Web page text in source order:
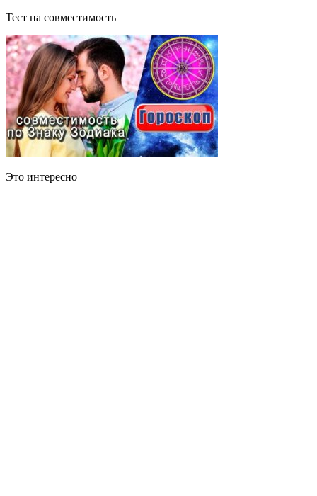
Тест на совместимость
Это интересно